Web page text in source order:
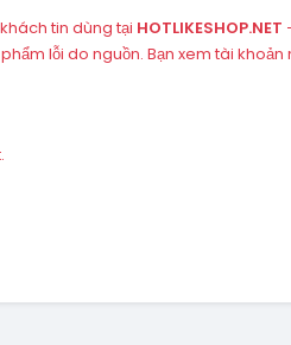
khách tin dùng tại HOTLIKESHOP.NET
phẩm lỗi do nguồn. Bạn xem tài